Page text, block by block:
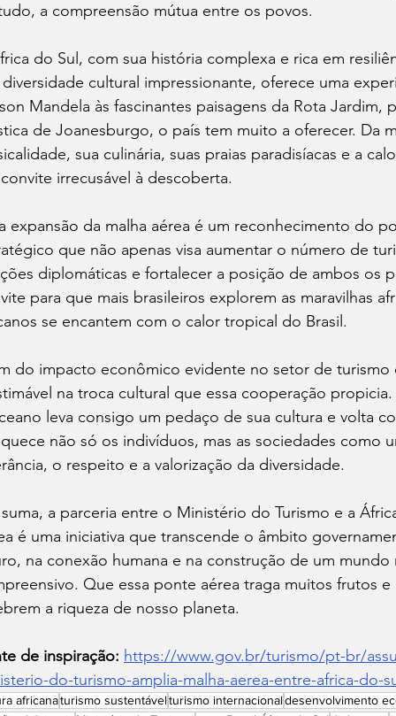
a compreensão mútua entre os povos.
do Sul, com sua história complexa e rica em
diversidade cultural impressionante, oferece uma
Mandela às fascinantes paisagens da Rota Jardim,
de Joanesburgo, o país tem muito a oferecer. Da
sua culinária, suas praias paradisíacas e a
irrecusável à descoberta.
expansão da malha aérea é um reconhecimento do
que não apenas visa aumentar o número de
diplomáticas e fortalecer a posição de ambos os
para que mais brasileiros explorem as maravilhas
se encantem com o calor tropical do Brasil.
do impacto econômico evidente no setor de turismo
na troca cultural que essa cooperação
leva consigo um pedaço de sua cultura e volta
não só os indivíduos, mas as sociedades como
o respeito e a valorização da diversidade.
a parceria entre o Ministério do Turismo e a
é uma iniciativa que transcende o âmbito
na conexão humana e na construção de um
Que essa ponte aérea traga muitos frutos
a riqueza de nosso planeta.
de inspiração: https://www.gov.br/turismo/pt-br/
do-turismo-amplia-malha-aerea-entre-africa-do-
africanaturismo sustentávelturismo internacionaldesenvolvimento